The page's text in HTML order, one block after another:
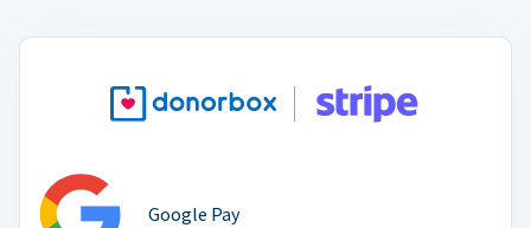
Google Pay